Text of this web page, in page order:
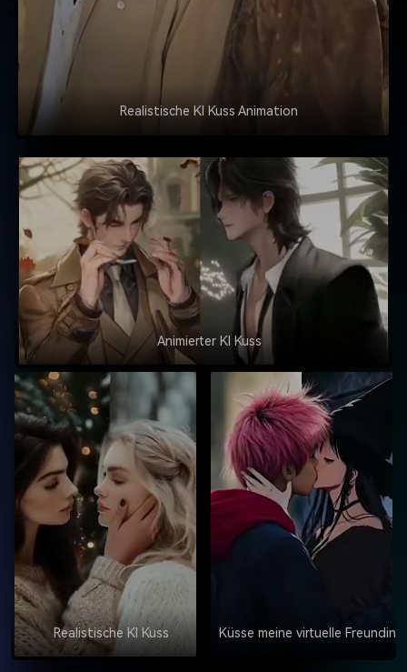
Realistische KI Kuss Animation
Animierter KI Kuss
Realistische KI Kuss Küsse meine virtuelle Freundin